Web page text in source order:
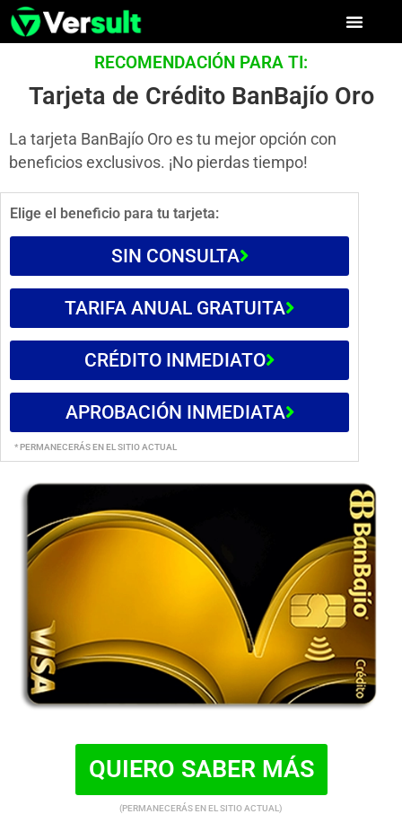
RECOMENDACIÓN PARA TI:
Tarjeta de Crédito BanBajío Oro
La tarjeta BanBajío Oro es tu mejor opción con
beneficios exclusivos. ¡No pierdas tiempo!
Elige el beneficio para tu tarjeta:
SIN CONSULTA
TARIFA ANUAL GRATUITA
CRÉDITO INMEDIATO
APROBACIÓN INMEDIATA
* PERMANECERÁS EN EL SITIO ACTUAL
QUIERO SABER MÁS
(PERMANECERÁS EN EL SITIO ACTUAL)